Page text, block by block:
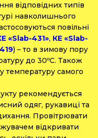
відповідних типів
навколишнього
повільні
«Slab-431», КЕ «Slab-
) – то в зимову пору
до 30ºС. Також
температуру самого
рекомендується
одяг, рукавиці та
Провітрювати
відкривати